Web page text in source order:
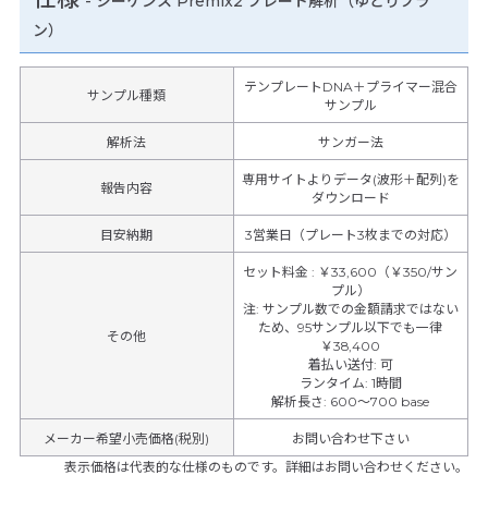
ン）
サンプル種類
テンプレートDNA＋プライマー混合
サンプル
解析法 サンガー法
報告内容
専用サイトよりデータ(波形＋配列)を
ダウンロード
目安納期 3営業日（プレート3枚までの対応）
その他
セット料金: ￥33,600（￥350/サン
プル）
注: サンプル数での金額請求ではない
ため、95サンプル以下でも一律
￥38,400
着払い送付: 可
ランタイム: 1時間
解析長さ: 600～700 base
メーカー希望小売価格(税別)
お問い合わせ下さい
表示価格は代表的な仕様のものです。詳細はお問い合わせください。